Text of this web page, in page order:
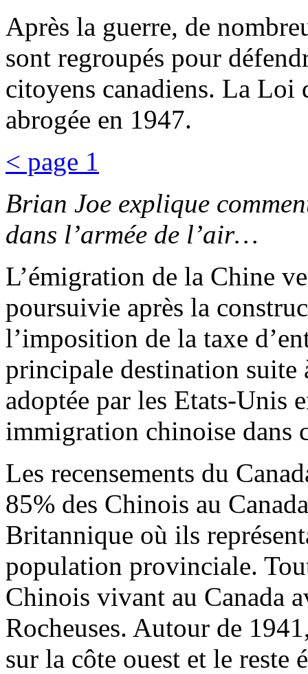
Après la guerre, de
sont regroupés pour
citoyens canadiens. La Loi
abrogée en 1947.
< page 1
Brian Joe explique
dans l’armée de l’air…
L’émigration de la Chine
poursuivie après la
l’imposition de la taxe
principale destination suite
adoptée par les Etats-Unis
immigration chinoise dans
Les recensements du
85% des Chinois au
Britannique où ils
population provinciale.
Chinois vivant au Canada
Rocheuses. Autour de
sur la côte ouest et le reste